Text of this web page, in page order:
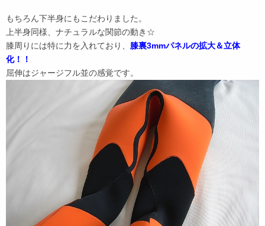
もちろん下半身にもこだわりました。
上半身同様、ナチュラルな関節の動き☆
膝周りには特に力を入れており、 膝裏3mmパネルの拡大＆立体
化！！
屈伸はジャージフル並の感覚です。